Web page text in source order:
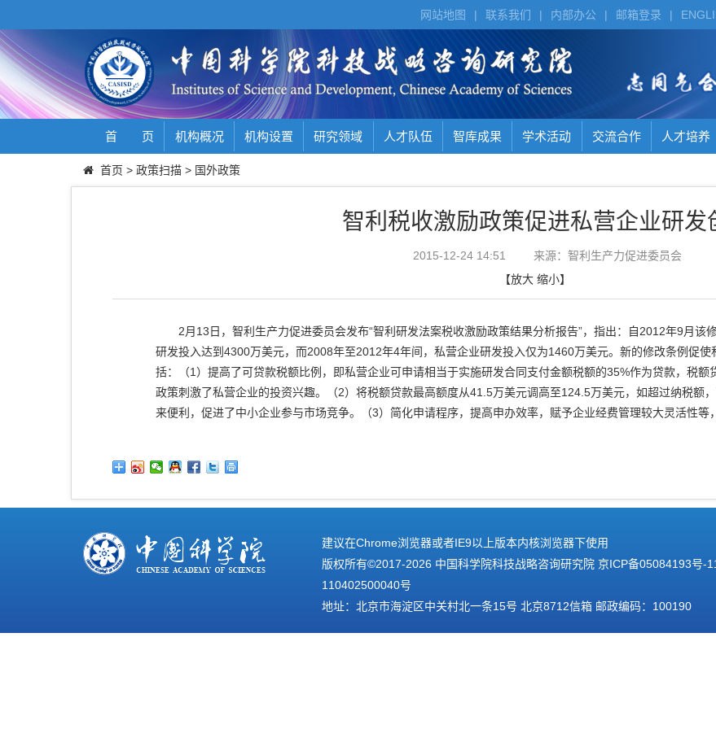
|
邮箱登录
|
内部办公
|
联系我们
|
网站地图
首 页 机构概况 机构设置 研究领域 人才队伍 智库成果 学术活动 交流合作 人才培养
首页 > 政策扫描 > 国外政策
智利税收激励政策促进私营企业研发
2015-12-24 14:51
来源：智利生产力促进委员会
【放大 缩小】
2月13日，智利生产力促进委员会发布“智利研发法案税收激励政策结果分析报告”，指出：自2012年9月该
研发投入达到4300万美元，而2008年至2012年4年间，私营企业研发投入仅为1460万美元。新的修改条例促
括：（1）提高了可贷款税额比例，即私营企业可申请相当于实施研发合同支付金额税额的35%作为贷款，税
政策刺激了私营企业的投资兴趣。（2）将税额贷款最高额度从41.5万美元调高至124.5万美元，如超过纳税额
来便利，促进了中小企业参与市场竞争。（3）简化申请程序，提高申办效率，赋予企业经费管理较大灵活性等
建议在Chrome浏览器或者IE9以上版本内核浏览器下使用
版权所有©2017-2026 中国科学院科技战略咨询研究院 京ICP备05084193号-
110402500040号
地址：北京市海淀区中关村北一条15号 北京8712信箱 邮政编码：100190